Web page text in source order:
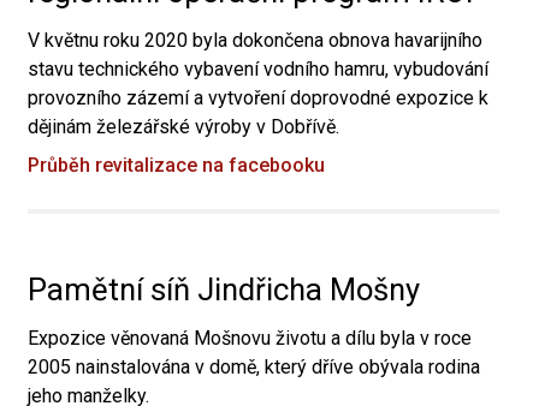
V květnu roku 2020 byla dokončena obnova havarijního
stavu technického vybavení vodního hamru, vybudování
provozního zázemí a vytvoření doprovodné expozice k
dějinám železářské výroby v Dobřívě.
Průběh revitalizace na facebooku
Pamětní síň Jindřicha Mošny
Expozice věnovaná Mošnovu životu a dílu byla v roce
2005 nainstalována v domě, který dříve obývala rodina
jeho manželky.